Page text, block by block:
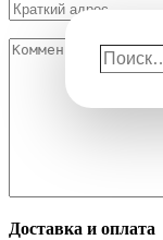
Доставка и оплата
Поиск…